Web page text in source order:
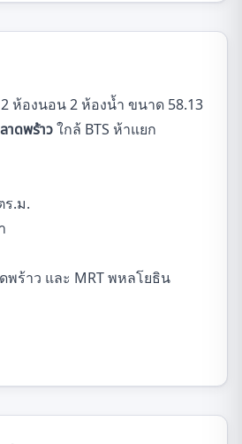
ห้องนอน 2 ห้องน้ำ ขนาด 58.13
าดพร้าวใกล้ BTS ห้าแยก
ร.ม.
พร้าว และ MRT พหลโยธิน